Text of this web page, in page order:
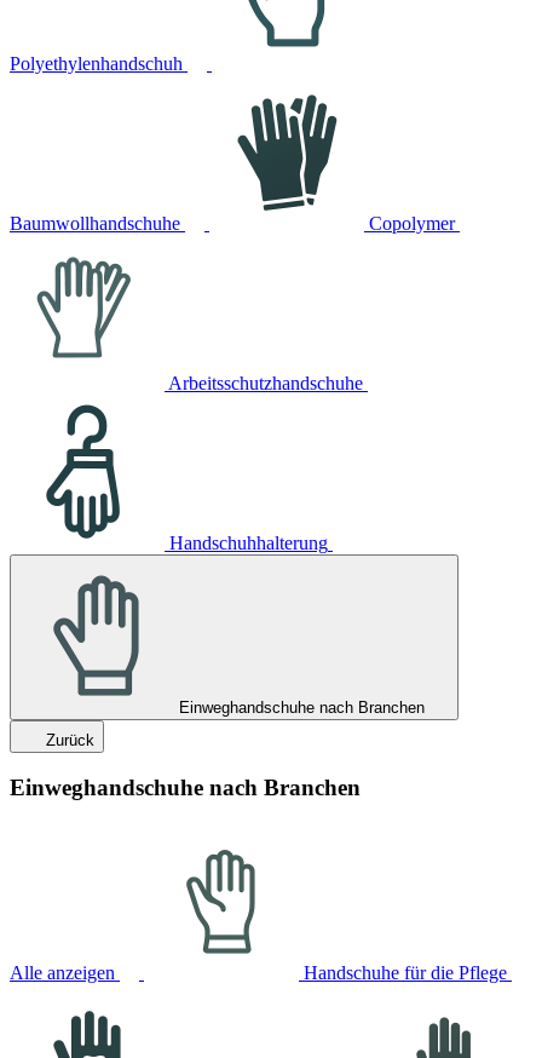
Polyethylenhandschuh
Baumwollhandschuhe Copolymer
Arbeitsschutzhandschuhe
Handschuhhalterung
Einweghandschuhe nach Branchen
Zurück
Einweghandschuhe nach Branchen
Alle anzeigen Handschuhe für die Pflege